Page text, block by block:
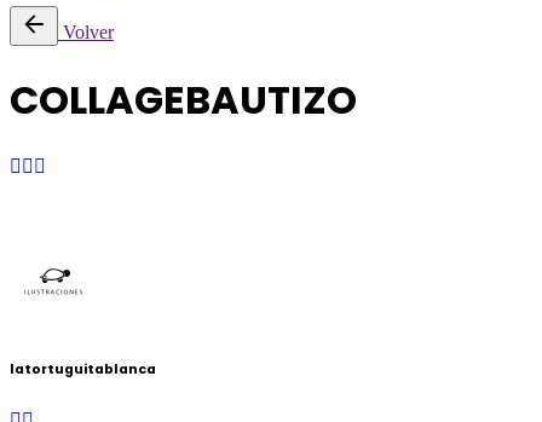
Volver
COLLAGEBAUTIZO
latortuguitablanca